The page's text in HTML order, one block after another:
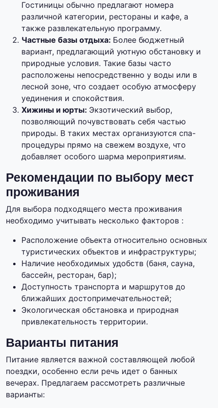
Гостиницы обычно предлагают номера
различной категории, рестораны и кафе, а
также развлекательную программу.
Частные базы отдыха: Более бюджетный
вариант, предлагающий уютную обстановку и
природные условия. Такие базы часто
расположены непосредственно у воды или в
лесной зоне, что создает особую атмосферу
уединения и спокойствия.
Хижины и юрты: Экзотический выбор,
позволяющий почувствовать себя частью
природы. В таких местах организуются спа-
процедуры прямо на свежем воздухе, что
добавляет особого шарма мероприятиям.
Рекомендации по выбору мест
проживания
Для выбора подходящего места проживания
необходимо учитывать несколько факторов :
Расположение объекта относительно основных
туристических объектов и инфраструктуры;
Наличие необходимых удобств (баня, сауна,
бассейн, ресторан, бар);
Доступность транспорта и маршрутов до
ближайших достопримечательностей;
Экологическая обстановка и природная
привлекательность территории.
Варианты питания
Питание является важной составляющей любой
поездки, особенно если речь идет о банных
вечерах. Предлагаем рассмотреть различные
варианты: